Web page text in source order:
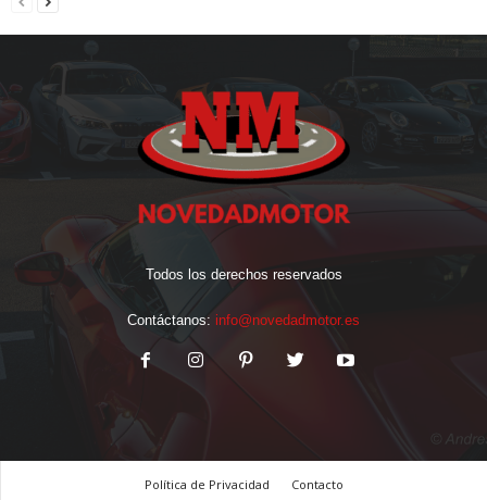
Todos los derechos reservados
Contáctanos: info@novedadmotor.es
Política de Privacidad Contacto